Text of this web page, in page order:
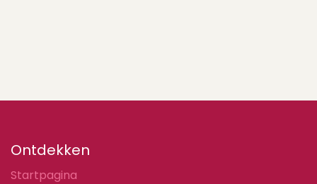
Ontdekken
Startpagina